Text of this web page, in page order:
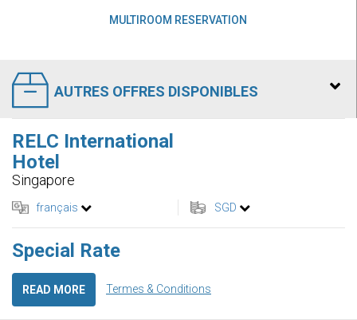
MULTIROOM RESERVATION
AUTRES OFFRES DISPONIBLES
RELC International
Hotel
Singapore
français SGD
Special Rate
READ MORE Termes & Conditions